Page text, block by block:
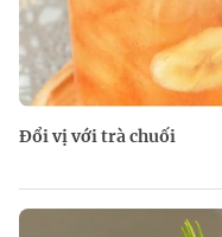
Đổi vị với trà chuối